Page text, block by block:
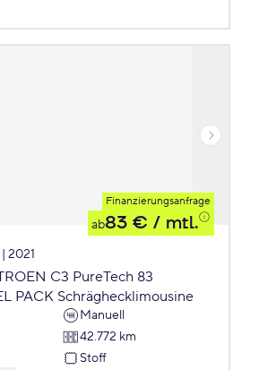
Finanzierungsanfrage
ab83 € / mtl.
2021
C3 PureTech 83
PACK Schräghecklimousine
Manuell
42.772 km
Stoff